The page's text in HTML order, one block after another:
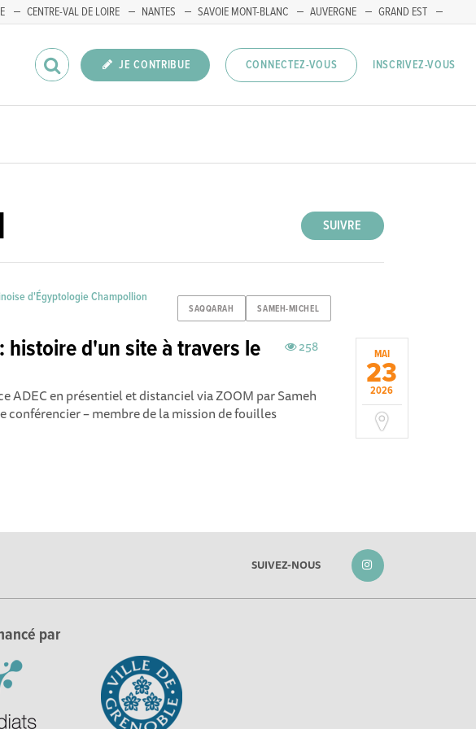
CENTRE-VAL DE LOIRE NANTES SAVOIE MONT-BLANC AUVERGNE
GRAND EST
JE CONTRIBUE CONNECTEZ-VOUS INSCRIVEZ-VOUS
SUIVRE
SAQQARAH SAMEH-MICHEL
d'Égyptologie Champollion
MAI
23
2026
258
histoire d'un site à travers le
ADEC en présentiel et distanciel via ZOOM par Sameh
conférencier – membre de la mission de fouilles
SUIVEZ-NOUS
par